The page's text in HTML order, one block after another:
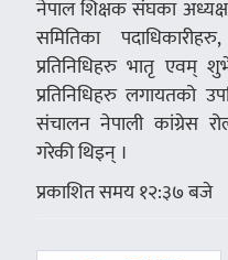
नेपाल शिक्षक संघका
समितिका
प्रतिनिधिहरु भातृ एवम्
प्रतिनिधिहरु लगायतको
संचालन नेपाली कांग्रेस
गरेकी थिइन् ।
प्रकाशित समय १२:३७ बजे